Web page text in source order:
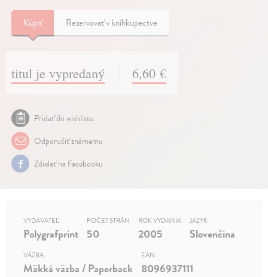
Kúpiť Rezervovať v kníhkupectve
titul je vypredaný 6,60 €
Pridať do wishlistu
Odporučiť známemu
Zdielať na Facebooku
VYDAVATEĽ
Polygrafprint
POČET STRÁN
50
ROK VYDANIA
2005
JAZYK
Slovenčina
VÄZBA
Mäkká väzba / Paperback
EAN
8096937111